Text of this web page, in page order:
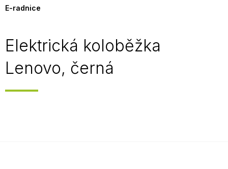
E-radnice
Elektrická koloběžka
Lenovo, černá